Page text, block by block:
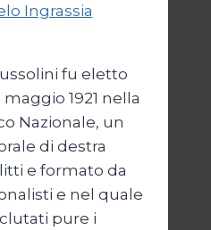
Ingrassia
fu eletto
1921 nella
Nazionale, un
di destra
e formato da
e nel quale
pure i